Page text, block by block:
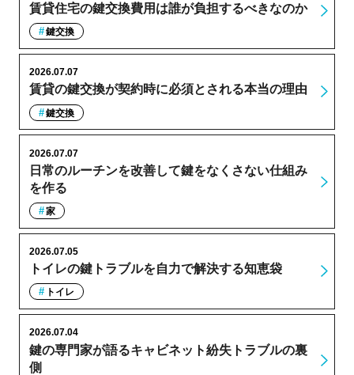
賃貸住宅の鍵交換費用は誰が負担するべきなのか
鍵交換
賃貸の鍵交換が契約時に必須とされる本当の理由
2026.07.07
鍵交換
日常のルーチンを改善して鍵をなくさない仕組み
を作る
2026.07.07
家
トイレの鍵トラブルを自力で解決する知恵袋
2026.07.05
トイレ
鍵の専門家が語るキャビネット紛失トラブルの裏
側
2026.07.04